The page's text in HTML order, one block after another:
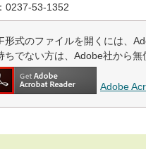
0237-53-1352
形式のファイルを開くには、
ちでない方は、Adobe社から無
Adobe